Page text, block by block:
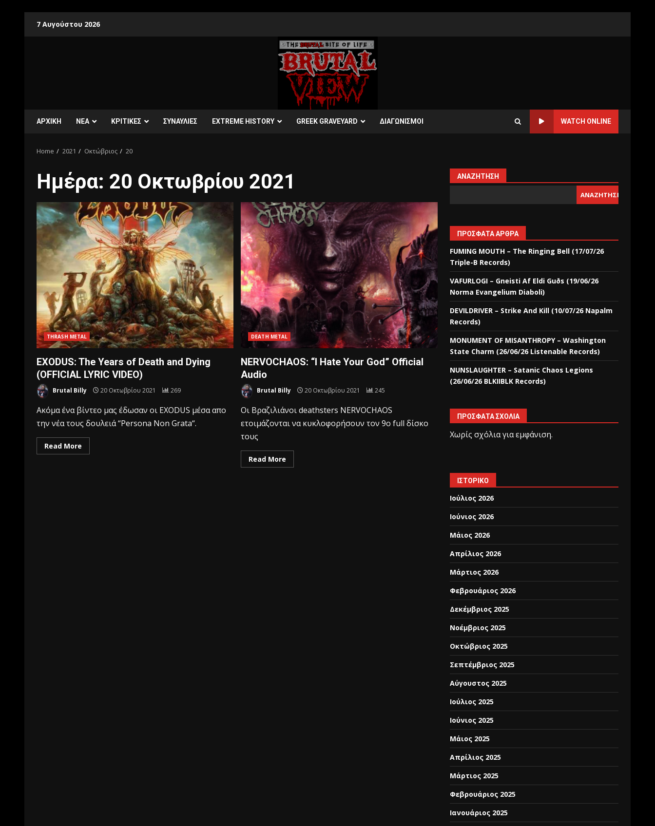
7 Αυγούστου 2026
ΑΡΧΙΚΗ ΝΕΑ ΚΡΙΤΙΚΕΣ ΣΥΝΑΥΛΙΕΣ EXTREME HISTORY GREEK GRAVEYARD ΔΙΑΓΩΝΙΣΜΟΙ WATCH ONLINE
Home 2021 Οκτώβριος 20
Ημέρα: 20 Οκτωβρίου 2021
THRASH METAL
EXODUS: The Years of Death and Dying
(OFFICIAL LYRIC VIDEO)
Brutal Billy 20 Οκτωβρίου 2021 269
Aκόμα ένα βίντεο μας έδωσαν οι EXODUS μέσα απο
την νέα τους δουλειά “Persona Non Grata“.
Read More
DEATH METAL
NERVOCHAOS: “I Hate Your God” Official
Audio
Brutal Billy 20 Οκτωβρίου 2021 245
Οι Βραζιλιάνοι deathsters NERVOCHAOS
ετοιμάζονται να κυκλοφορήσουν τον 9ο full δίσκο
τους
Read More
ΑΝΑΖΉΤΗΣΗ
ΑΝΑΖΉΤΗΣΗ
ΠΡΌΣΦΑΤΑ ΆΡΘΡΑ
FUMING MOUTH – The Ringing Bell (17/07/26
Triple-B Records)
VAFURLOGI – Gneisti Af Eldi Guðs (19/06/26
Norma Evangelium Diaboli)
DEVILDRIVER – Strike And Kill (10/07/26 Napalm
Records)
MONUMENT OF MISANTHROPY – Washington
State Charm (26/06/26 Listenable Records)
NUNSLAUGHTER – Satanic Chaos Legions
(26/06/26 BLKIIBLK Records)
ΠΡΌΣΦΑΤΑ ΣΧΌΛΙΑ
Χωρίς σχόλια για εμφάνιση.
ΙΣΤΟΡΙΚΌ
Ιούλιος 2026
Ιούνιος 2026
Μάιος 2026
Απρίλιος 2026
Μάρτιος 2026
Φεβρουάριος 2026
Δεκέμβριος 2025
Νοέμβριος 2025
Οκτώβριος 2025
Σεπτέμβριος 2025
Αύγουστος 2025
Ιούλιος 2025
Ιούνιος 2025
Μάιος 2025
Απρίλιος 2025
Μάρτιος 2025
Φεβρουάριος 2025
Ιανουάριος 2025